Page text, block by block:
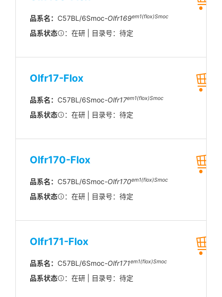
品系名： C57BL/6Smoc-Olfr169em1(flox)Smoc
品系状态 ：在研 | 目录号：待定
Olfr17-Flox
品系名： C57BL/6Smoc-Olfr17em1(flox)Smoc
品系状态 ：在研 | 目录号：待定
Olfr170-Flox
品系名： C57BL/6Smoc-Olfr170em1(flox)Smoc
品系状态 ：在研 | 目录号：待定
Olfr171-Flox
品系名： C57BL/6Smoc-Olfr171em1(flox)Smoc
品系状态 ：在研 | 目录号：待定